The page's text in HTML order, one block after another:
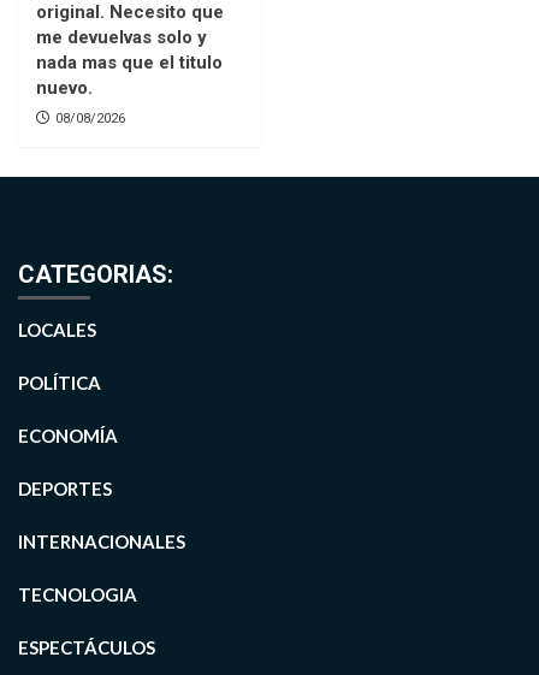
original. Necesito que
me devuelvas solo y
nada mas que el titulo
nuevo.
08/08/2026
CATEGORIAS:
LOCALES
POLÍTICA
ECONOMÍA
DEPORTES
INTERNACIONALES
TECNOLOGIA
ESPECTÁCULOS